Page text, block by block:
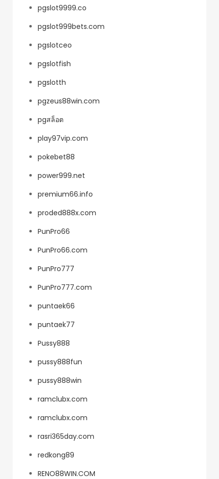
pgslot9999.co
pgslot999bets.com
pgslotceo
pgslotfish
pgslotth
pgzeus88win.com
pgสล็อต
play97vip.com
pokebet88
power999.net
premium66.info
proded888x.com
PunPro66
PunPro66.com
PunPro777
PunPro777.com
puntaek66
puntaek77
Pussy888
pussy888fun
pussy888win
ramclubx.com
ramclubx.com
rasri365day.com
redkong89
RENO88WIN.COM